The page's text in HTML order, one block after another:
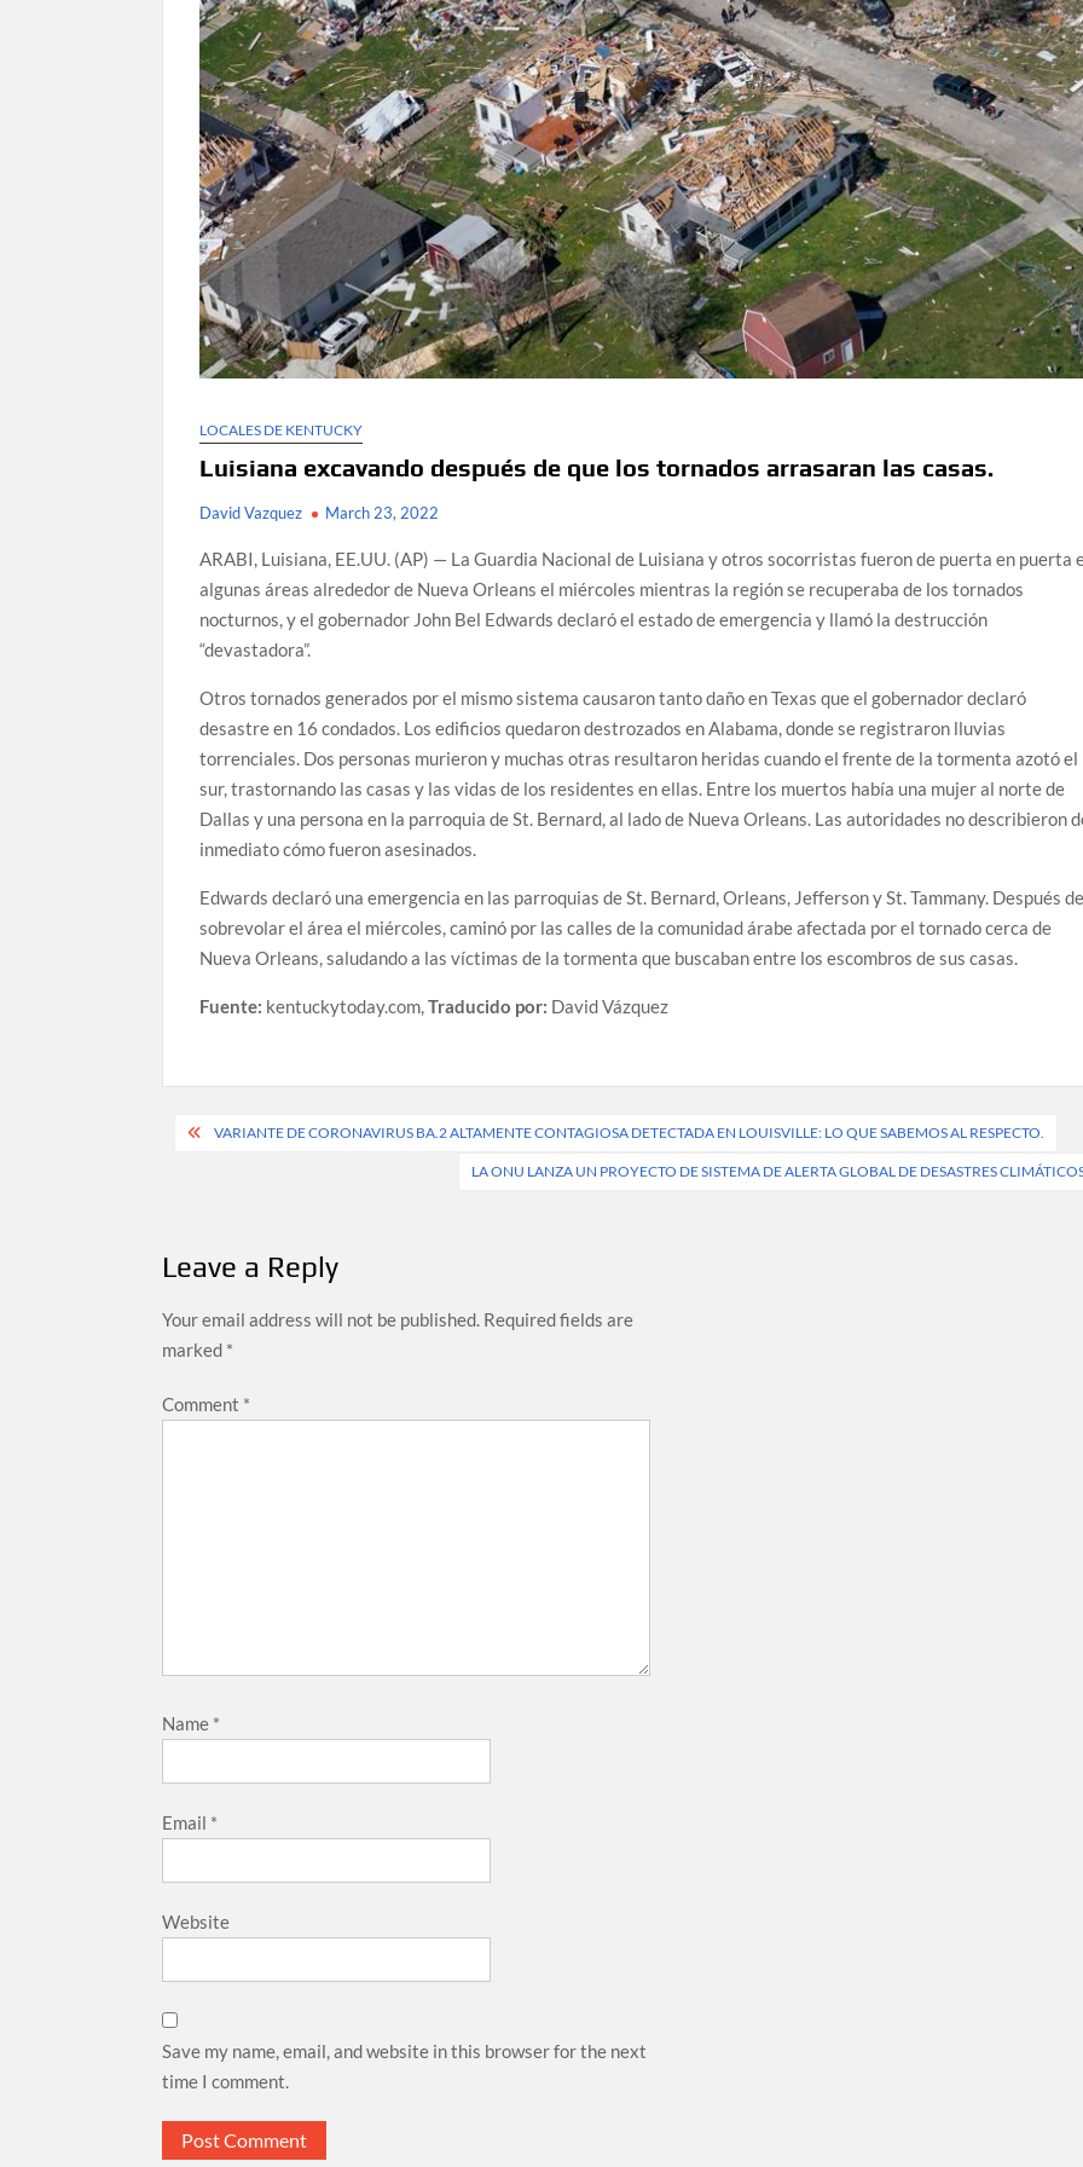
LOCALES DE KENTUCKY
Luisiana excavando después de que los tornados arrasaran las casas.
David Vazquez March 23, 2022
ARABI, Luisiana, EE.UU. (AP) — La Guardia Nacional de Luisiana y otros socorristas fueron de puerta en puerta
algunas áreas alrededor de Nueva Orleans el miércoles mientras la región se recuperaba de los tornados
nocturnos, y el gobernador John Bel Edwards declaró el estado de emergencia y llamó la destrucción
“devastadora”.
Otros tornados generados por el mismo sistema causaron tanto daño en Texas que el gobernador declaró
desastre en 16 condados. Los edificios quedaron destrozados en Alabama, donde se registraron lluvias
torrenciales. Dos personas murieron y muchas otras resultaron heridas cuando el frente de la tormenta azotó el
sur, trastornando las casas y las vidas de los residentes en ellas. Entre los muertos había una mujer al norte de
Dallas y una persona en la parroquia de St. Bernard, al lado de Nueva Orleans. Las autoridades no describieron
inmediato cómo fueron asesinados.
Edwards declaró una emergencia en las parroquias de St. Bernard, Orleans, Jefferson y St. Tammany. Después de
sobrevolar el área el miércoles, caminó por las calles de la comunidad árabe afectada por el tornado cerca de
Nueva Orleans, saludando a las víctimas de la tormenta que buscaban entre los escombros de sus casas.
Fuente: kentuckytoday.com,Traducido por: David Vázquez
PostVARIANTE DE CORONAVIRUS BA.2 ALTAMENTE CONTAGIOSA DETECTADA EN LOUISVILLE: LO QUE SABEMOS AL RESPECTO.
LA ONU LANZA UN PROYECTO DE SISTEMA DE ALERTA GLOBAL DE DESASTRES
Leave a Reply
Your email address will not be published. Required fields are
marked *
Comment *
Name *
Email *
Website
Save my name, email, and website in this browser for the next
time I comment.